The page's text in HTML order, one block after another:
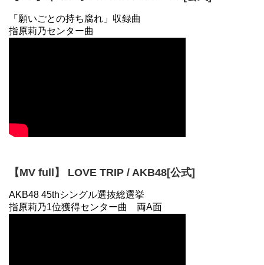
「願いごとの持ち腐れ」収録曲
指原莉乃センター曲
【MV full】 LOVE TRIP / AKB48[公式]
AKB48 45thシングル選抜総選挙
指原莉乃1位獲得センター曲 両A面